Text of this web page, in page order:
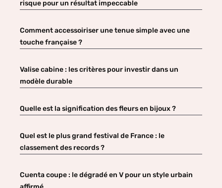
risque pour un résultat impeccable
Comment accessoiriser une tenue simple avec une
touche française ?
Valise cabine : les critères pour investir dans un
modèle durable
Quelle est la signification des fleurs en bijoux ?
Quel est le plus grand festival de France : le
classement des records ?
Cuenta coupe : le dégradé en V pour un style urbain